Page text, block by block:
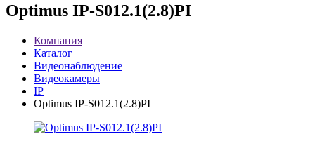
Optimus IP-S012.1(2.8)PI
Компания
Каталог
Видеонаблюдение
Видеокамеры
IP
Optimus IP-S012.1(2.8)PI